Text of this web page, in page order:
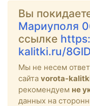
Вы
Мариуполя
ссылке
kalitki.ru/
Мы не несем
сайта vorota-
рекомендуем не
данных на